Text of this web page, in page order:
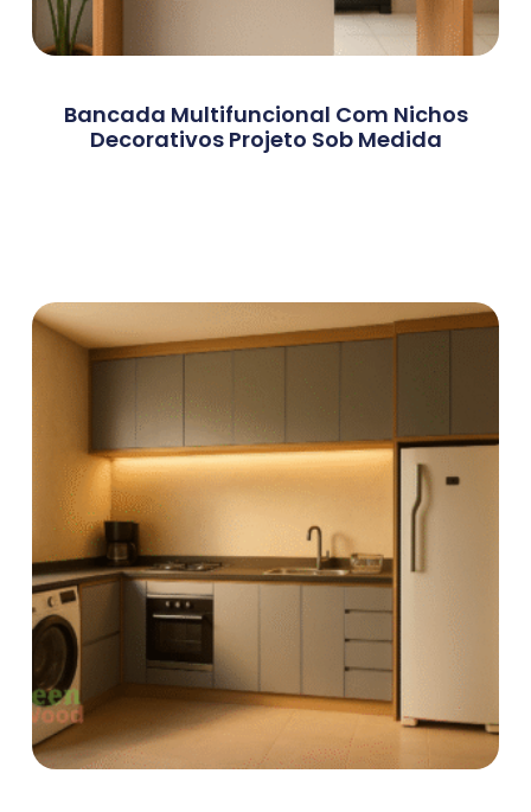
Bancada Multifuncional Com Nichos
Decorativos Projeto Sob Medida